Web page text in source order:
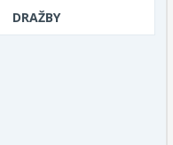
DRAŽBY